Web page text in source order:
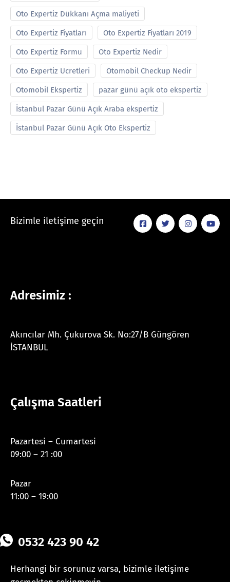
Oto Expertiz Dükkanı Açma maliyeti
Oto Expertiz Fiyatları Oto Expertiz Fiyatları 2019
Oto Expertiz Formu Oto Expertiz Nedir
Oto Expertiz Ucretleri Otomobil Checkup Nedir
Otomobil Ekspertiz pazar günü açık oto ekspertiz
İstanbul Pazar Günü Açık Araba ekspertiz
İstanbul Pazar Günü Açık Oto Ekspertiz
Bizimle iletişime geçin
Adresimiz :
Akıncılar Mh. Çukurova Sk. No:27/B Güngören
İSTANBUL
Çalışma Saatleri
Pazartesi – Cumartesi
09:00 – 21 :00
Pazar
11:00 – 19:00
0532 423 90 42
Herhangi bir sorunuz varsa, bizimle iletişime